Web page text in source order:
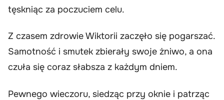
tęskniąc za poczuciem celu.
Z czasem zdrowie Wiktorii zaczęło się pogarszać.
Samotność i smutek zbierały swoje żniwo, a ona
czuła się coraz słabsza z każdym dniem.
Pewnego wieczoru, siedząc przy oknie i patrząc